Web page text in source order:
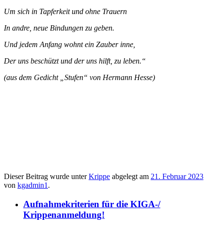
Um sich in Tapferkeit und ohne Trauern
In andre, neue Bindungen zu geben.
Und jedem Anfang wohnt ein Zauber inne,
Der uns beschützt und der uns hilft, zu leben.“
(aus dem Gedicht „Stufen“ von Hermann Hesse)
Dieser Beitrag wurde unterKrippe abgelegt am 21. Februar 2023
von kgadmin1.
Aufnahmekriterien für die KIGA-/
Krippenanmeldung!